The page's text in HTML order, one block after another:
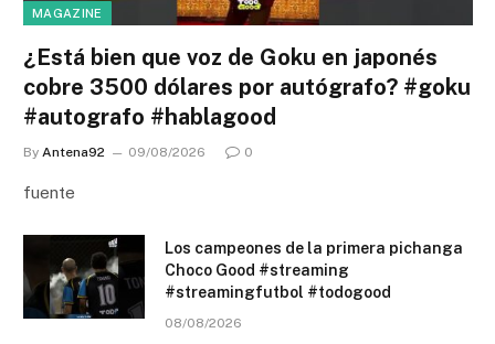
MAGAZINE
¿Está bien que voz de Goku en japonés
cobre 3500 dólares por autógrafo? #goku
#autografo #hablagood
By Antena92 09/08/2026 0
fuente
Los campeones de la primera pichanga
Choco Good #streaming
#streamingfutbol #todogood
08/08/2026